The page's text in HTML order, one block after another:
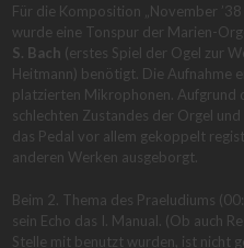
Für die Komposition „November
wurde eine Tonspur der Marien-
S. Bach (erstes Spiel der Ogel zur
Heitmann) benötigt. Die Aufnahme
platzierten Mikrophonen. Aufgrund
schlechten Zustandes der Orgel
das Pedal vor allem gekoppelt
anderen Werken ausgeborgt.
Beim 2. Thema des Praeludiums
sein Echo das I. Manual. (Ob auch
Stelle mit benutzt wurden, ist nicht